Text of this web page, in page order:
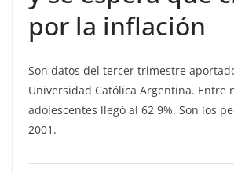
por la inflación
Son datos del tercer trimestre
Universidad Católica Argentina. Entre
adolescentes llegó al 62,9%. Son los
2001.